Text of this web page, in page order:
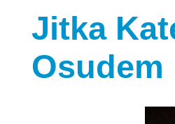
Jitka
Osudem